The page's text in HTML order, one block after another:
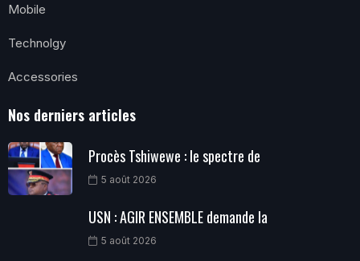
Mobile
Technolgy
Accessories
Nos derniers articles
Procès Tshiwewe : le spectre de
5 août 2026
USN : AGIR ENSEMBLE demande la
5 août 2026